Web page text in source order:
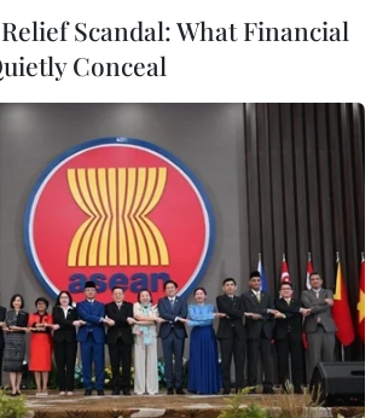
tượng cướp giật 430 tờ vé
nữ
đầu, Nguyễn Thuận Thảo (44 tuổi) giả
và khi thấy không ai để ý, giật tập vé
tay bà N.T.D. (62 tuổi) rồi phóng xe
Scandal: What Financial
Conceal